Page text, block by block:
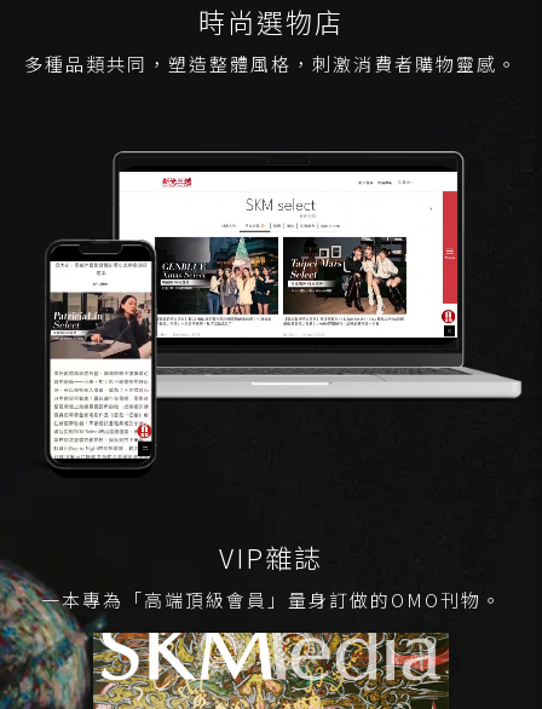
時尚選物店
多種品類共同，塑造整體風格，刺激消費者購物靈感。
VIP雜誌
一本專為「高端頂級會員」量身訂做的OMO刊物。